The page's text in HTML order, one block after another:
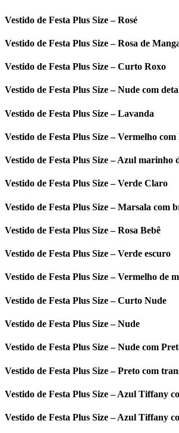
Vestido de Festa Plus Size – Rosé
Vestido de Festa Plus Size – Rosa de
Vestido de Festa Plus Size – Curto Roxo
Vestido de Festa Plus Size – Nude com
Vestido de Festa Plus Size – Lavanda
Vestido de Festa Plus Size – Vermelho
Vestido de Festa Plus Size – Azul marinho
Vestido de Festa Plus Size – Verde Claro
Vestido de Festa Plus Size – Marsala com
Vestido de Festa Plus Size – Rosa Bebê
Vestido de Festa Plus Size – Verde escuro
Vestido de Festa Plus Size – Vermelho de
Vestido de Festa Plus Size – Curto Nude
Vestido de Festa Plus Size – Nude
Vestido de Festa Plus Size – Nude com
Vestido de Festa Plus Size – Preto com
Vestido de Festa Plus Size – Azul Tiffany
Vestido de Festa Plus Size – Azul Tiffany